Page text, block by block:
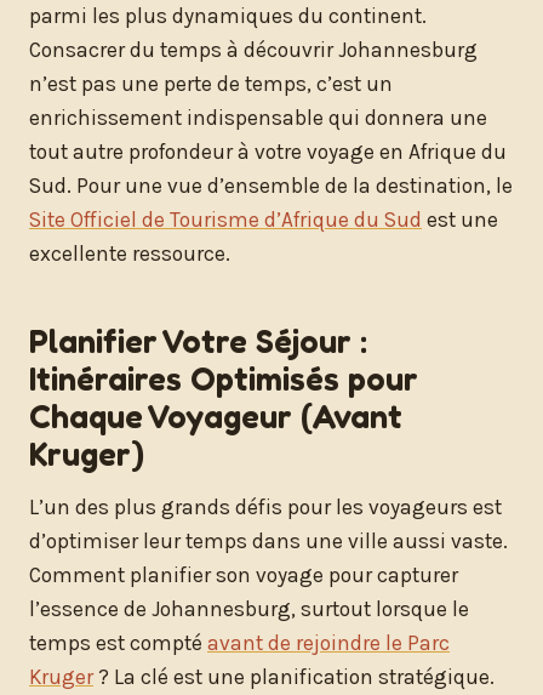
parmi les plus dynamiques du continent.
Consacrer du temps à découvrir Johannesburg
n’est pas une perte de temps, c’est un
enrichissement indispensable qui donnera une
tout autre profondeur à votre voyage en Afrique du
Sud. Pour une vue d’ensemble de la destination, le
Site Officiel de Tourisme d’Afrique du Sud est une
excellente ressource.
Planifier Votre Séjour :
Itinéraires Optimisés pour
Chaque Voyageur (Avant
Kruger)
L’un des plus grands défis pour les voyageurs est
d’optimiser leur temps dans une ville aussi vaste.
Comment planifier son voyage pour capturer
l’essence de Johannesburg, surtout lorsque le
temps est compté avant de rejoindre le Parc
Kruger? La clé est une planification stratégique.